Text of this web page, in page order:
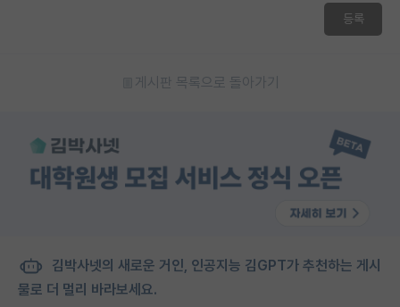
등록
게시판 목록으로 돌아가기
김박사넷의 새로운 거인, 인공지능 김GPT가 추천하는 게시
물로 더 멀리 바라보세요.